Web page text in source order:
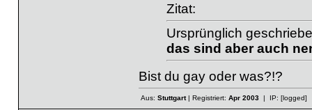
Zitat:
Ursprünglich
das sind aber auch
Bist du gay oder was?!?
Aus: Stuttgart| Registriert: Apr 2003| IP: [logged]